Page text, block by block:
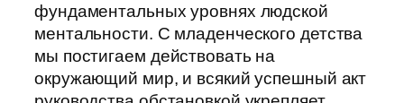
фундаментальных уровнях людской
ментальности. С младенческого детства
мы постигаем действовать на
окружающий мир, и всякий успешный акт